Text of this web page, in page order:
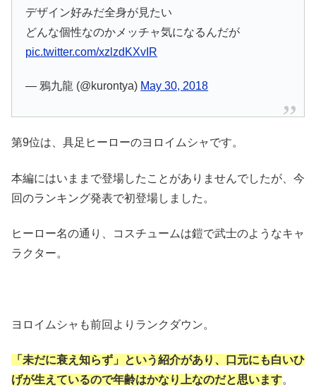
デザイン好みだ全身が見たい
どんな個性なのかメッチャ気になるんだが
pic.twitter.com/xzlzdKXvIR
— 鴉九龍 (@kurontya) May 30, 2018
第9位は、具足ヒーローのヨロイムシャです。
本編にはいままで登場したことがありませんでしたが、今
回のランキング発表で初登場しました。
ヒーロー名の通り、コスチュームは鎧で武士のようなキャ
ラクター。
ヨロイムシャも前回よりランクダウン。
「未だに衰え知らず」という紹介があり、口元にも白いひ
げが生えているので年齢はかなり上なのだと思います。